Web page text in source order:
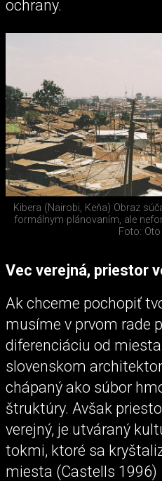
ochrany.
Kibera (Nairobi, Keňa) Obraz
formálnym plánovaním, ale
Foto:
Vec verejná, priestor
Ak chceme pochopiť
musíme v prvom rade
diferenciáciu od
slovenskom
chápaný ako súbor
štruktúry. Avšak
verejný, je utváraný
tokmi, ktoré sa
miesta (Castells